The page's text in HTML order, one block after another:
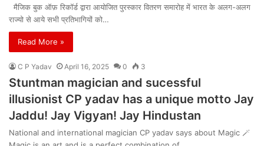
मैजिक बुक ऑफ़ रिकॉर्ड द्वारा आयोजित पुरस्कार वितरण समारोह में भारत के अलग-अलग
राज्यो से आये सभी प्रतिभागियों को…
Read More »
C P Yadav April 16, 2025 0 3
Stuntman magician and sucessful
illusionist CP yadav has a unique motto Jay
Jaddu! Jay Vigyan! Jay Hindustan
National and international magician CP yadav says about Magic 🪄